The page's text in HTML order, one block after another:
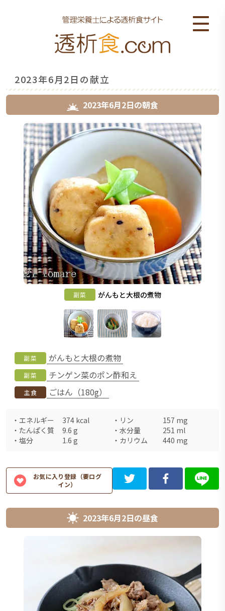
2023年6月2日の献立
2023年6月2日の朝食
副菜 がんもと大根の煮物
副菜 がんもと大根の煮物
副菜 チンゲン菜のポン酢和え
主食 ごはん（180g）
・ エネルギー 374 kcal ・ リン 157 mg
・ たんぱく質 9.6 g ・ 水分量 251 ml
・ 塩分 1.6 g ・ カリウム 440 mg
お気に入り登録（要ログ
イン）
2023年6月2日の昼食